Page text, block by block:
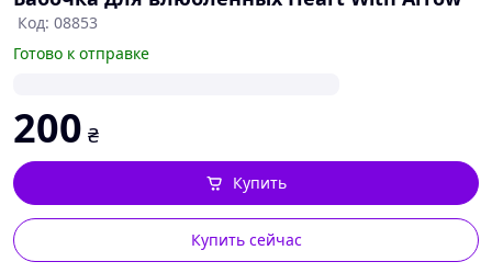
Код: 08853
Готово к отправке
200 ₴
Купить сейчас
Купить